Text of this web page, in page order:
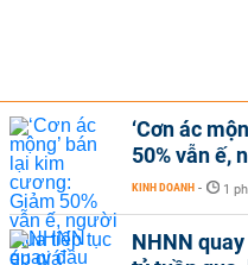
‘Cơn ác
50% vẫn ế,
KINH DOANH - 1
NHNN